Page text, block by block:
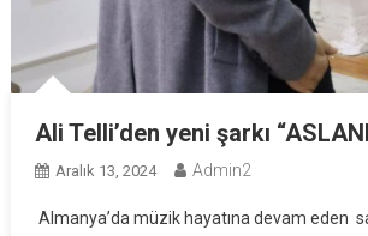
Ali Telli’den yeni şarkı
Aralık 13, 2024 Admin2
Almanya’da müzik hayatına devam eden